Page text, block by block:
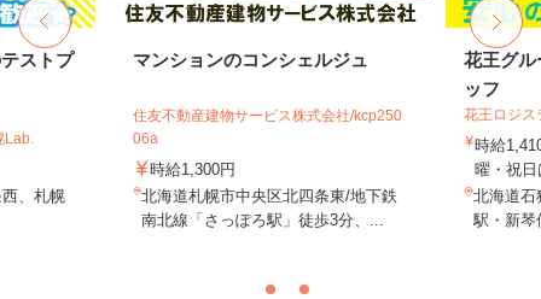
ストプ
、札幌
マンションのコンシェルジュ
住友不動産建物サービス株式会社/kcp250
06a
時給1,300円
北海道札幌市中央区北四条東/地下鉄
南北線「さっぽろ駅」徒歩3分、...
花王グル
ッフ
花王ロジ
時給
曜・祝
北海道石
駅・新琴